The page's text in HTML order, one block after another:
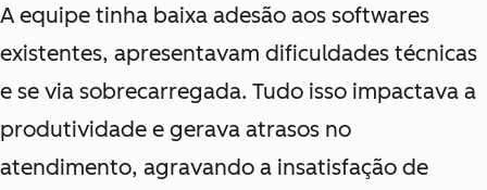
A equipe tinha baixa adesão aos softwares
existentes, apresentavam dificuldades técnicas
e se via sobrecarregada. Tudo isso impactava a
produtividade e gerava atrasos no
atendimento, agravando a insatisfação de